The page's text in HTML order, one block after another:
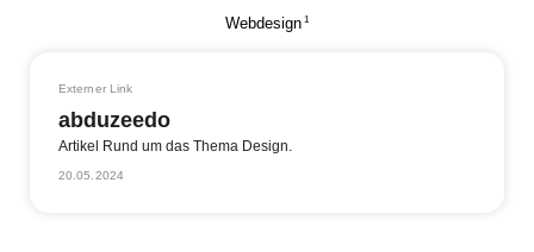
Webdesign 1
Externer Link
abduzeedo
Artikel Rund um das Thema Design.
20.05.2024